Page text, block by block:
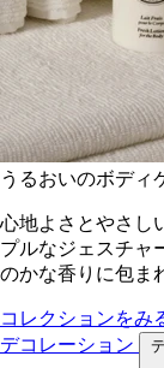
うるおいのボディ
心地よさとやさし
プルなジェスチャ
のかな香りに包ま
コレクションをみ
デコレーション